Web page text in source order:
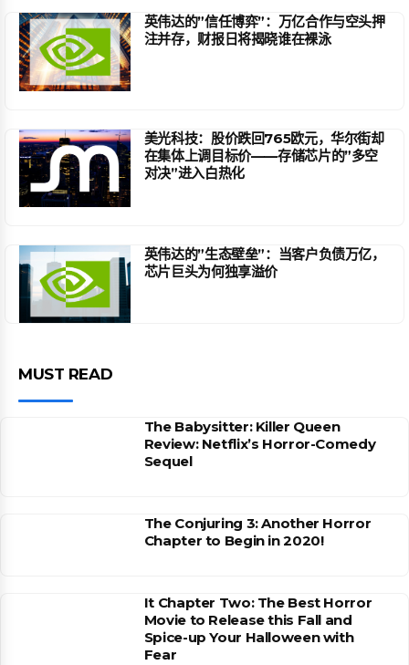
英伟达的”信任博弈”：万亿合作与空头押
注并存，财报日将揭晓谁在裸泳
美光科技：股价跌回765欧元，华尔街却
在集体上调目标价——存储芯片的”多空
对决”进入白热化
英伟达的”生态壁垒”：当客户负债万亿，
芯片巨头为何独享溢价
MUST READ
The Babysitter: Killer Queen
Review: Netflix’s Horror-Comedy
Sequel
The Conjuring 3: Another Horror
Chapter to Begin in 2020!
It Chapter Two: The Best Horror
Movie to Release this Fall and
Spice-up Your Halloween with
Fear